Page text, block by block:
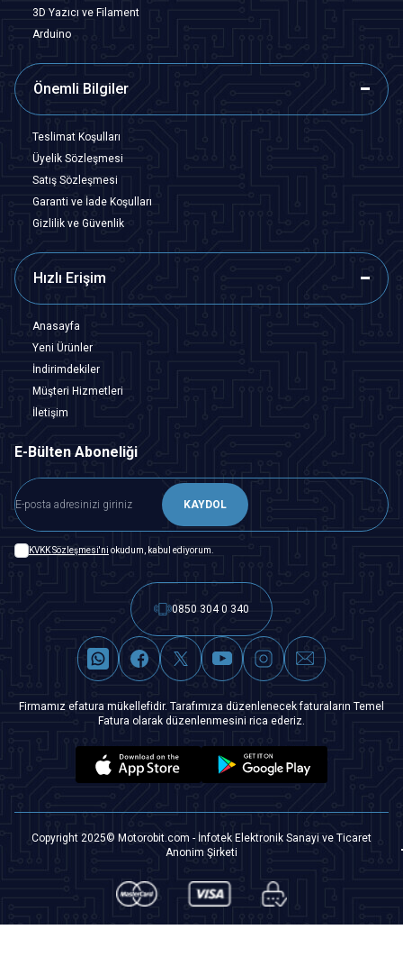
3D Yazıcı ve Filament
Arduino
Önemli Bilgiler
Teslimat Koşulları
Üyelik Sözleşmesi
Satış Sözleşmesi
Garanti ve İade Koşulları
Gizlilik ve Güvenlik
Hızlı Erişim
Anasayfa
Yeni Ürünler
İndirimdekiler
Müşteri Hizmetleri
İletişim
E-Bülten Aboneliği
KAYDOL
KVKK Sözleşmesi'ni okudum, kabul ediyorum.
0850 304 0 340
Firmamız efatura mükellefidir. Tarafımıza düzenlenecek faturaların Temel
Fatura olarak düzenlenmesini rica ederiz.
Copyright 2025© Motorobit.com - İnfotek Elektronik Sanayi ve Ticaret
Anonim Şirketi